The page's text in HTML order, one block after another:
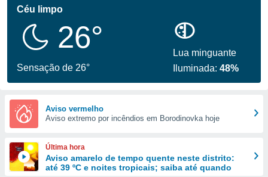
foi
fornecidas
a este
das
e
forma
digital
Céu limpo
26°
Sensação de 26°
Lua minguante
Iluminada:48%
Aviso vermelho
Aviso extremo por incêndios em Borodinovka hoje
Última hora
Aviso amarelo de tempo quente neste distrito:
até 39 ºC e noites tropicais; saiba até quando